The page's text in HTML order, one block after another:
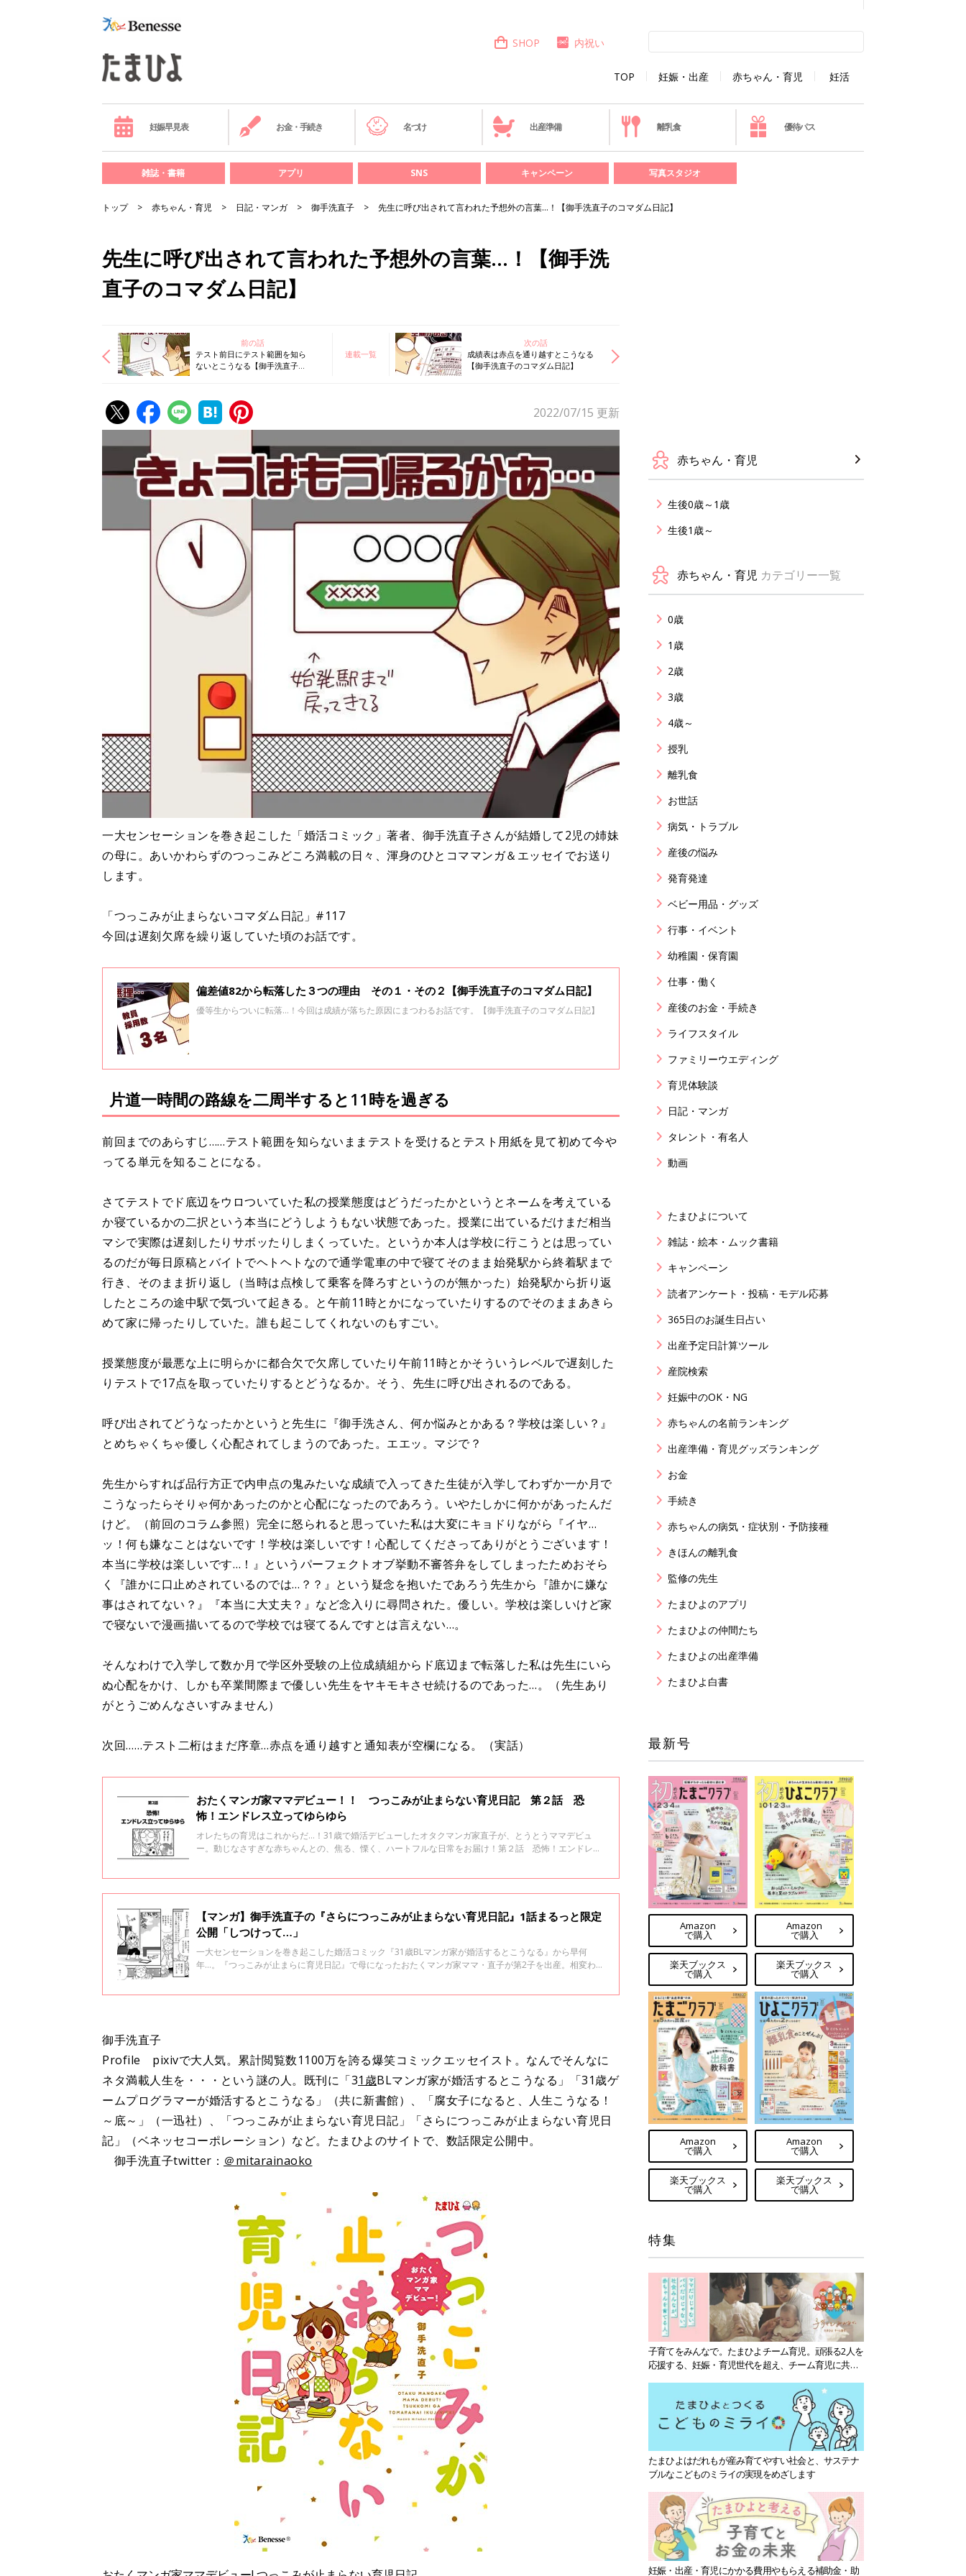
TOP 妊娠・出産 赤ちゃん・育児 妊活
SHOP 内祝い
妊娠早見表 お金・手続き 名づけ 出産準備 離乳食 優待パス
雑誌・書籍 アプリ SNS キャンペーン 写真スタジオ
トップ 赤ちゃん・育児 日記・マンガ 御手洗直子 先生に呼び出されて言われた予想外の言葉…！【御手洗直子のコマダム日記】
先生に呼び出されて言われた予想外の言葉…！【御手洗
直子のコマダム日記】
前の話
テスト前日にテスト範囲を知ら
ないとこうなる【御手洗直子の
連載一覧
次の話
成績表は赤点を通り越すとこうなる
【御手洗直子のコマダム日記】
2022/07/15 更新
一大センセーションを巻き起こした「婚活コミック」著者、御手洗直子さんが結婚して2児の姉妹
の母に。あいかわらずのつっこみどころ満載の日々、渾身のひとコママンガ＆エッセイでお送り
します。
「つっこみが止まらないコマダム日記」#117
今回は遅刻欠席を繰り返していた頃のお話です。
偏差値82から転落した３つの理由 その１・その２【御手洗直子のコマダム日記】
優等生からついに転落…！今回は成績が落ちた原因にまつわるお話です。【御手洗直子のコマダム日記】
片道一時間の路線を二周半すると11時を過ぎる
前回までのあらすじ……テスト範囲を知らないままテストを受けるとテスト用紙を見て初めて今や
ってる単元を知ることになる。
さてテストでド底辺をウロついていた私の授業態度はどうだったかというとネームを考えている
か寝ているかの二択という本当にどうしようもない状態であった。授業に出ているだけまだ相当
マシで実際は遅刻したりサボッたりしまくっていた。というか本人は学校に行こうとは思ってい
るのだが毎日原稿とバイトでヘトヘトなので通学電車の中で寝てそのまま始発駅から終着駅まで
行き、そのまま折り返し（当時は点検して乗客を降ろすというのが無かった）始発駅から折り返
したところの途中駅で気づいて起きる。と午前11時とかになっていたりするのでそのままあきら
めて家に帰ったりしていた。誰も起こしてくれないのもすごい。
授業態度が最悪な上に明らかに都合欠で欠席していたり午前11時とかそういうレベルで遅刻した
りテストで17点を取っていたりするとどうなるか。そう、先生に呼び出されるのである。
呼び出されてどうなったかというと先生に『御手洗さん、何か悩みとかある？学校は楽しい？』
とめちゃくちゃ優しく心配されてしまうのであった。エエッ。マジで？
先生からすれば品行方正で内申点の鬼みたいな成績で入ってきた生徒が入学してわずか一か月で
こうなったらそりゃ何かあったのかと心配になったのであろう。いやたしかに何かがあったんだ
けど。（前回のコラム参照）完全に怒られると思っていた私は大変にキョドりながら『イヤ…
ッ！何も嫌なことはないです！学校は楽しいです！心配してくださってありがとうございます！
本当に学校は楽しいです…！』というパーフェクトオブ挙動不審答弁をしてしまったためおそら
く『誰かに口止めされているのでは…？？』という疑念を抱いたであろう先生から『誰かに嫌な
事はされてない？』『本当に大丈夫？』など念入りに尋問された。優しい。学校は楽しいけど家
で寝ないで漫画描いてるので学校では寝てるんですとは言えない…。
そんなわけで入学して数か月で学区外受験の上位成績組からド底辺まで転落した私は先生にいら
ぬ心配をかけ、しかも卒業間際まで優しい先生をヤキモキさせ続けるのであった…。（先生あり
がとうごめんなさいすみません）
次回……テスト二桁はまだ序章…赤点を通り越すと通知表が空欄になる。（実話）
おたくマンガ家ママデビュー！！ つっこみが止まらない育児日記 第２話 恐
怖！エンドレス立ってゆらゆら
オレたちの育児はこれからだ…！31歳で婚活デビューしたオタクマンガ家直子が、とうとうママデビュ
ー。動じなさすぎな赤ちゃんとの、焦る、慄く、ハートフルな日常をお届け！第２話 恐怖！エンドレス
【マンガ】御手洗直子の『さらにつっこみが止まらない育児日記』1話まるっと限定
公開「しつけって…」
一大センセーションを巻き起こした婚活コミック『31歳BLマンガ家が婚活するとこうなる』から早何
年…。『つっこみが止まらに育児日記』で母になったおたくマンガ家ママ・直子が第2子を出産。相変わら
御手洗直子
Profile pixivで大人気。累計閲覧数1100万を誇る爆笑コミックエッセイスト。なんでそんなに
ネタ満載人生を・・・という謎の人。既刊に「31歳BLマンガ家が婚活するとこうなる」「31歳ゲ
ームプログラマーが婚活するとこうなる」（共に新書館）、「腐女子になると、人生こうなる！
～底～」（一迅社）、「つっこみが止まらない育児日記」「さらにつっこみが止まらない育児日
記」（ベネッセコーポレーション）など。たまひよのサイトで、数話限定公開中。
御手洗直子twitter： ＠mitarainaoko
赤ちゃん・育児
生後0歳～1歳
生後1歳～
赤ちゃん・育児 カテゴリー一覧
0歳
1歳
2歳
3歳
4歳～
授乳
離乳食
お世話
病気・トラブル
産後の悩み
発育発達
ベビー用品・グッズ
行事・イベント
幼稚園・保育園
仕事・働く
産後のお金・手続き
ライフスタイル
ファミリーウエディング
育児体験談
日記・マンガ
タレント・有名人
動画
たまひよについて
雑誌・絵本・ムック書籍
キャンペーン
読者アンケート・投稿・モデル応募
365日のお誕生日占い
出産予定日計算ツール
産院検索
妊娠中のOK・NG
赤ちゃんの名前ランキング
出産準備・育児グッズランキング
お金
手続き
赤ちゃんの病気・症状別・予防接種
きほんの離乳食
監修の先生
たまひよのアプリ
たまひよの仲間たち
たまひよの出産準備
たまひよ白書
最新号
Amazon
で購入
楽天ブックス
で購入
Amazon
で購入
楽天ブックス
で購入
Amazon
で購入
楽天ブックス
で購入
Amazon
で購入
楽天ブックス
で購入
特集
子育てをみんなで。たまひよチーム育児。頑張る2人を
応援する、妊娠・育児世代を超え、チーム育児に共感
たまひよはだれもが産み育てやすい社会と、サステナ
ブルなこどものミライの実現をめざします
妊娠・出産・育児にかかる費用やもらえる補助金・助